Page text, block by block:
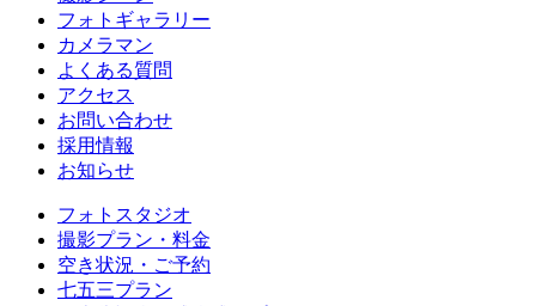
フォトギャラリー
カメラマン
よくある質問
アクセス
お問い合わせ
採用情報
お知らせ
フォトスタジオ
撮影プラン・料金
空き状況・ご予約
七五三プラン